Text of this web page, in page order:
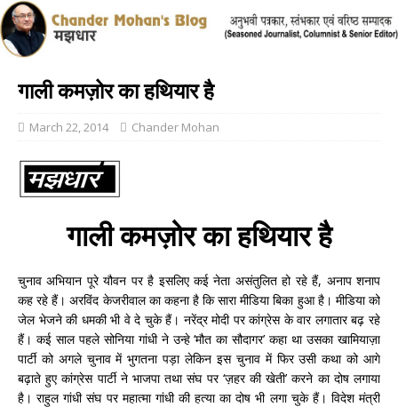
गाली कमज़ोर का हथियार है
March 22, 2014 Chander Mohan
गाली कमज़ोर का हथियार है
चुनाव अभियान पूरे यौवन पर है इसलिए कई नेता असंतुलित हो रहे हैं, अनाप शनाप
कह रहे हैं। अरविंद केजरीवाल का कहना है कि सारा मीडिया बिका हुआ है। मीडिया को
जेल भेजने की धमकी भी वे दे चुके हैं। नरेंद्र मोदी पर कांग्रेस के वार लगातार बढ़ रहे
हैं। कई साल पहले सोनिया गांधी ने उन्हे ‘मौत का सौदागर’ कहा था उसका खामियाज़ा
पार्टी को अगले चुनाव में भुगतना पड़ा लेकिन इस चुनाव में फिर उसी कथा को आगे
बढ़ाते हुए कांग्रेस पार्टी ने भाजपा तथा संघ पर ‘ज़हर की खेती’ करने का दोष लगाया
है। राहुल गांधी संघ पर महात्मा गांधी की हत्या का दोष भी लगा चुके हैं। विदेश मंत्री